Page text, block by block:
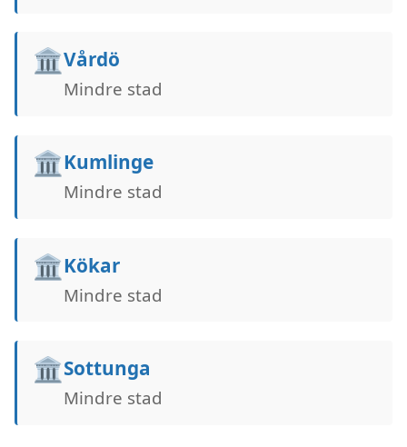
🏛️Vårdö
Mindre stad
🏛️Kumlinge
Mindre stad
🏛️Kökar
Mindre stad
🏛️Sottunga
Mindre stad